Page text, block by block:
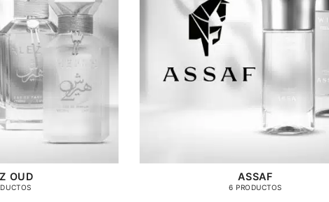
OUD ASSAF
6 PRODUCTOS